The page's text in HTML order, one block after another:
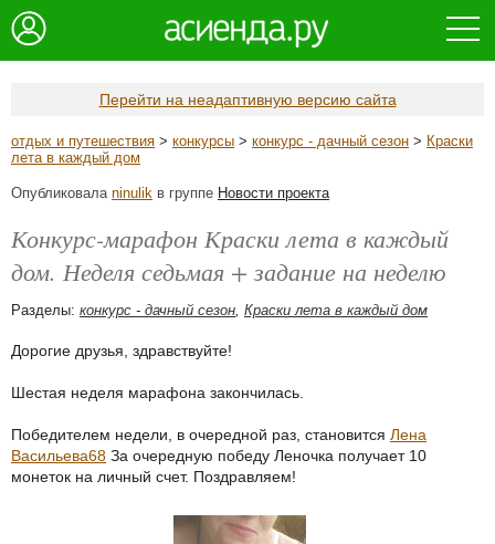
Перейти на неадаптивную версию сайта
отдых и путешествия > конкурсы > конкурс - дачный сезон > Краски
лета в каждый дом
Опубликовала ninulik в группе Новости проекта
Конкурс-марафон Краски лета в каждый
дом. Неделя седьмая + задание на неделю
Разделы: конкурс - дачный сезон, Краски лета в каждый дом
Дорогие друзья, здравствуйте!
Шестая неделя марафона закончилась.
Победителем недели, в очередной раз, становится Лена
Васильева68 За очередную победу Леночка получает 10
монеток на личный счет. Поздравляем!